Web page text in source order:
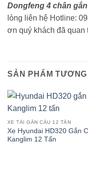
Dongfeng 4 chân
lòng liên hệ Hotline:
ơn quý khách đã quan
SẢN PHẨM
XE TẢI GẮN CẨU 12 TẤN
Xe Hyundai HD320 Gắn
Kanglim 12 Tấn